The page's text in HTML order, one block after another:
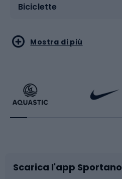
Biciclette
Sport acquatici
Bikepacking
Bushcraft
Sport di arti marziali
Sport con le racchette
Slitte e slittini
Mostra di più
Scarica l'app Sportano